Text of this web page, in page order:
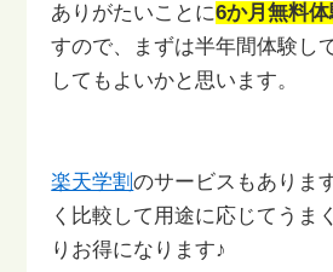
ありがたいことに6か月無料
すので、まずは半年間体験し
してもよいかと思います。
楽天学割のサービスもありま
く比較して用途に応じてうま
りお得になります♪